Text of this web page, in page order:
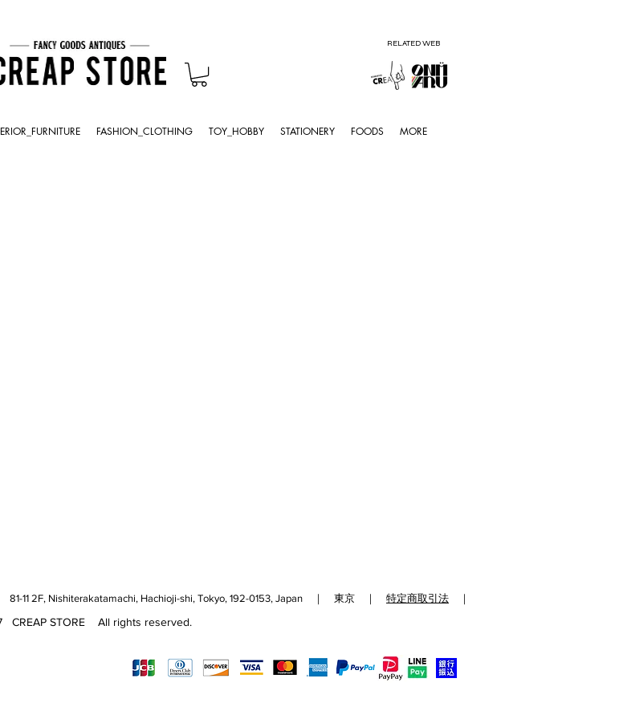
RELATED WEB
FASHION_CLOTHING TOY_HOBBY STATIONERY FOODS MORE
11 2F, Nishiterakatamachi, Hachioji-shi, Tokyo, 192-0153, Japan ｜ 東京 ｜ 特定商取引法 ｜
CREAP STORE All rights reserved.